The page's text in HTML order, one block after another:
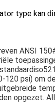
type kan
ANSI
120 psi) om
opgezet.